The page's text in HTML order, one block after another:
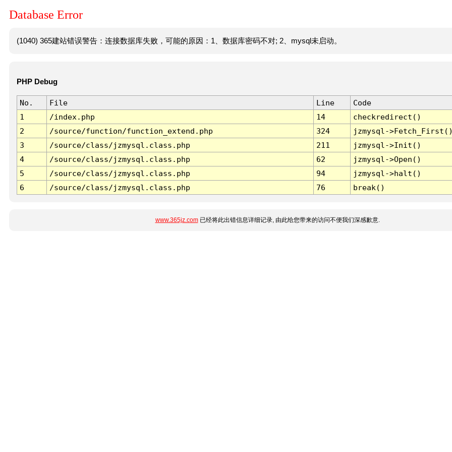
Database Error
(1040) 365建站错误警告：连接数据库失败，可能的原因：1、数据库密码不对; 2、mysql未启动。
PHP Debug
No. File Line
Code
1
/index.php 14
checkredirect()
2
/source/function/function_extend.php 324
jzmysql-
3
/source/class/jzmysql.class.php 211
jzmysql->Init()
4
/source/class/jzmysql.class.php 62
jzmysql->Open()
5
/source/class/jzmysql.class.php 94
jzmysql->halt()
6
/source/class/jzmysql.class.php 76 break()
www.365jz.com已经将此出错信息详细记录, 由此给您带来的访问不便我们深感歉意.